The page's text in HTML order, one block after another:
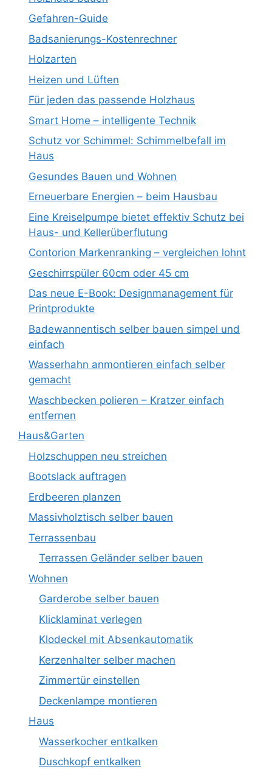
Gefahren-Guide
Badsanierungs-Kostenrechner
Holzarten
Heizen und Lüften
Für jeden das passende Holzhaus
Smart Home – intelligente Technik
Schutz vor Schimmel: Schimmelbefall im
Haus
Gesundes Bauen und Wohnen
Erneuerbare Energien – beim Hausbau
Eine Kreiselpumpe bietet effektiv Schutz bei
Haus- und Kellerüberflutung
Contorion Markenranking – vergleichen lohnt
Geschirrspüler 60cm oder 45 cm
Das neue E-Book: Designmanagement für
Printprodukte
Badewannentisch selber bauen simpel und
einfach
Wasserhahn anmontieren einfach selber
gemacht
Waschbecken polieren – Kratzer einfach
entfernen
Haus&Garten
Holzschuppen neu streichen
Bootslack auftragen
Erdbeeren planzen
Massivholztisch selber bauen
Terrassenbau
Terrassen Geländer selber bauen
Wohnen
Garderobe selber bauen
Klicklaminat verlegen
Klodeckel mit Absenkautomatik
Kerzenhalter selber machen
Zimmertür einstellen
Deckenlampe montieren
Haus
Wasserkocher entkalken
Duschkopf entkalken